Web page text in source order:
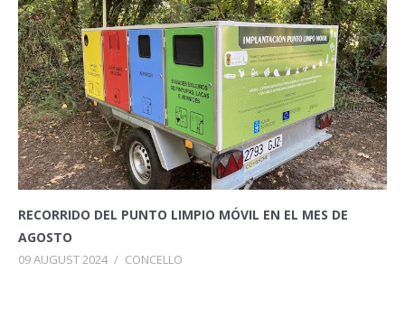
RECORRIDO DEL PUNTO LIMPIO MÓVIL EN EL MES DE
AGOSTO
09 AUGUST 2024 / CONCELLO